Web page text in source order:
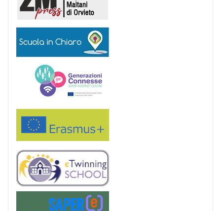
Scuola in chiaro
Erasmus+
eTwinning